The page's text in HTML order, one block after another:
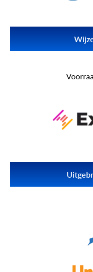
API2Cart Wiser hielp
Lees meer Wijzer
commerceplatforms via
Lees meer